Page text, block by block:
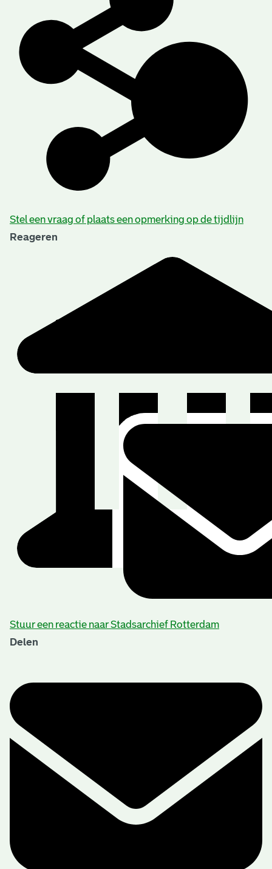
Stel een vraag of plaats een opmerking op de tijdlijn
Reageren
Stuur een reactie naar Stadsarchief Rotterdam
Delen